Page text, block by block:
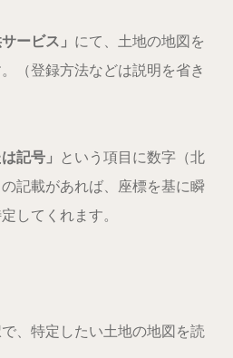
ービス」 にて、土地の地図を
（登録方法などは説明を省き
記号」
という項目に数字（北
記載があれば、座標を基に瞬
してくれます。
、特定したい土地の地図を読